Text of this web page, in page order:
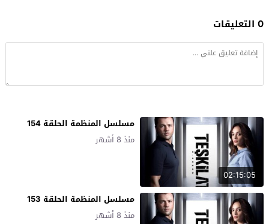
0 التعليقات
02:15:05
مسلسل المنظمة الحلقة 154
منذ 8 أشهر
مسلسل المنظمة الحلقة 153
منذ 8 أشهر